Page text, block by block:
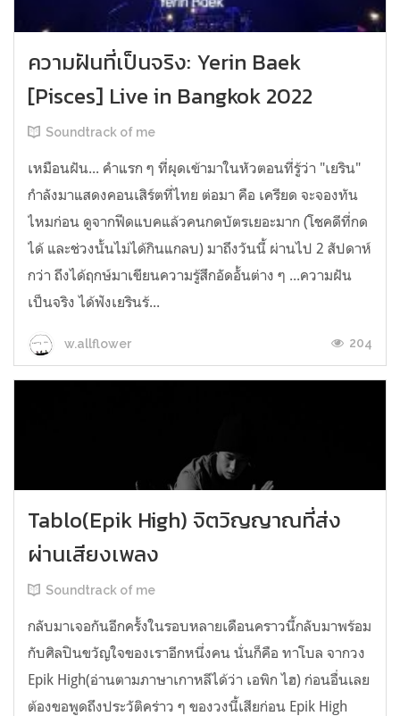
ความฝันที่เป็นจริง: Yerin Baek
[Pisces] Live in Bangkok 2022
Soundtrack of me
เหมือนฝัน... คำแรก ๆ ที่ผุดเข้ามาในหัวตอนที่รู้ว่า "เยริน"
กำลังมาแสดงคอนเสิร์ตที่ไทย ต่อมา คือ เครียด จะจองทัน
ไหมก่อน ดูจากฟีดแบคแล้วคนกดบัตรเยอะมาก (โชคดีที่กด
ได้ และช่วงนั้นไม่ได้กินแกลบ) มาถึงวันนี้ ผ่านไป 2 สัปดาห์
กว่า ถึงได้ฤกษ์มาเขียนความรู้สึกอัดอั้นต่าง ๆ ...ความฝัน
เป็นจริง ได้ฟังเยรินร้...
w.allflower 204
Tablo(Epik High) จิตวิญญาณที่ส่ง
ผ่านเสียงเพลง
Soundtrack of me
กลับมาเจอกันอีกครั้งในรอบหลายเดือนคราวนี้กลับมาพร้อม
กับศิลปินขวัญใจของเราอีกหนึ่งคน นั่นก็คือ ทาโบล จากวง
Epik High(อ่านตามภาษาเกาหลีได้ว่า เอพิก ไฮ) ก่อนอื่นเลย
ต้องขอพูดถึงประวัติคร่าว ๆ ของวงนี้เสียก่อน Epik High